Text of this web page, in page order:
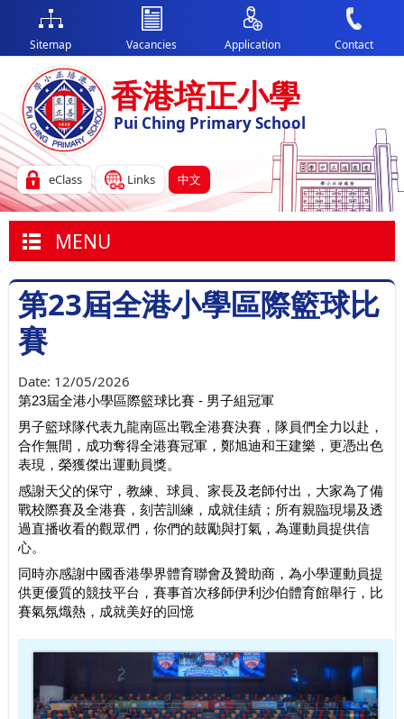
香港培正小學
Pui Ching Primary School
eClass Links 中文
Sitemap Vacancies Application Contact
MENU
第23屆全港小學區際籃球比
賽
Date: 12/05/2026
第23屆全港小學區際籃球比賽 - 男子組冠軍
男子籃球隊代表九龍南區出戰全港賽決賽，隊員們全力以赴，
合作無間，成功奪得全港賽冠軍，鄭旭迪和王建樂，更憑出色
表現，榮獲傑出運動員獎。
感謝天父的保守，教練、球員、家長及老師付出，大家為了備
戰校際賽及全港賽，刻苦訓練，成就佳績；所有親臨現場及透
過直播收看的觀眾們，你們的鼓勵與打氣，為運動員提供信
心。
同時亦感謝中國香港學界體育聯會及贊助商，為小學運動員提
供更優質的競技平台，賽事首次移師伊利沙伯體育館舉行，比
賽氣氛熾熱，成就美好的回憶